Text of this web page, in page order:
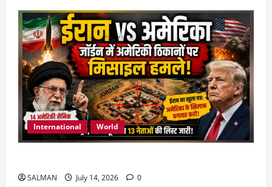
International World
SALMAN July 14, 2026 0